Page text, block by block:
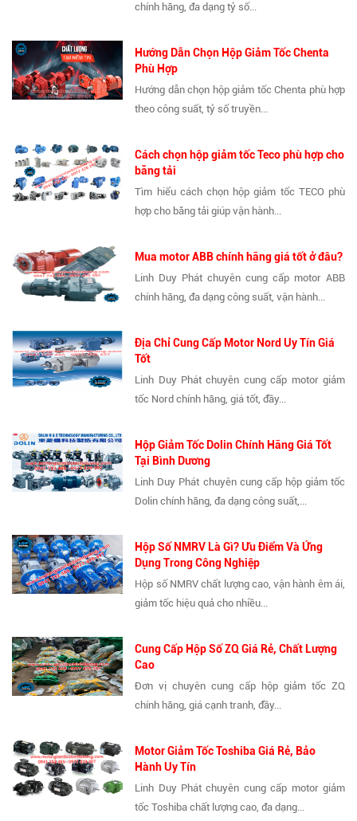
chính hãng, đa dạng tỷ số...
Hướng Dẫn Chọn Hộp Giảm Tốc Chenta
Phù Hợp
Hướng dẫn chọn hộp giảm tốc Chenta phù hợp
theo công suất, tỷ số truyền...
Cách chọn hộp giảm tốc Teco phù hợp cho
băng tải
Tìm hiểu cách chọn hộp giảm tốc TECO phù
hợp cho băng tải giúp vận hành...
Mua motor ABB chính hãng giá tốt ở đâu?
Linh Duy Phát chuyên cung cấp motor ABB
chính hãng, đa dạng công suất, vận hành...
Địa Chỉ Cung Cấp Motor Nord Uy Tín Giá
Tốt
Linh Duy Phát chuyên cung cấp motor giảm
tốc Nord chính hãng, giá tốt, đầy...
Hộp Giảm Tốc Dolin Chính Hãng Giá Tốt
Tại Bình Dương
Linh Duy Phát chuyên cung cấp hộp giảm tốc
Dolin chính hãng, đa dạng công suất,...
Hộp Số NMRV Là Gì? Ưu Điểm Và Ứng
Dụng Trong Công Nghiệp
Hộp số NMRV chất lượng cao, vận hành êm ái,
giảm tốc hiệu quả cho nhiều...
Cung Cấp Hộp Số ZQ Giá Rẻ, Chất Lượng
Cao
Đơn vị chuyên cung cấp hộp giảm tốc ZQ
chính hãng, giá cạnh tranh, đầy...
Motor Giảm Tốc Toshiba Giá Rẻ, Bảo
Hành Uy Tín
Linh Duy Phát chuyên cung cấp motor giảm
tốc Toshiba chất lượng cao, đa dạng...